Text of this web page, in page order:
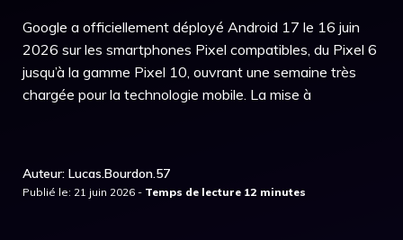
Google a officiellement déployé Android 17 le 16 juin
2026 sur les smartphones Pixel compatibles, du Pixel 6
jusqu’à la gamme Pixel 10, ouvrant une semaine très
chargée pour la technologie mobile. La mise à
Auteur: Lucas.Bourdon.57
Publié le: 21 juin 2026 -